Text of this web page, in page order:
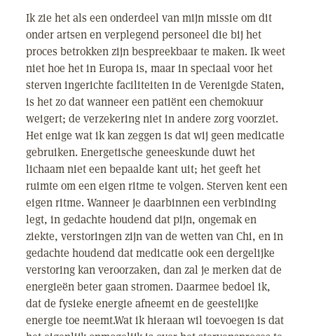
Ik zie het als een onderdeel van mijn missie om dit
onder artsen en verplegend personeel die bij het
proces betrokken zijn bespreekbaar te maken. Ik weet
niet hoe het in Europa is, maar in speciaal voor het
sterven ingerichte faciliteiten in de Verenigde Staten,
is het zo dat wanneer een patiënt een chemokuur
weigert; de verzekering niet in andere zorg voorziet.
Het enige wat ik kan zeggen is dat wij geen medicatie
gebruiken. Energetische geneeskunde duwt het
lichaam niet een bepaalde kant uit; het geeft het
ruimte om een eigen ritme te volgen. Sterven kent een
eigen ritme. Wanneer je daarbinnen een verbinding
legt, in gedachte houdend dat pijn, ongemak en
ziekte, verstoringen zijn van de wetten van Chi, en in
gedachte houdend dat medicatie ook een dergelijke
verstoring kan veroorzaken, dan zal je merken dat de
energieën beter gaan stromen. Daarmee bedoel ik,
dat de fysieke energie afneemt en de geestelijke
energie toe neemt.Wat ik hieraan wil toevoegen is dat